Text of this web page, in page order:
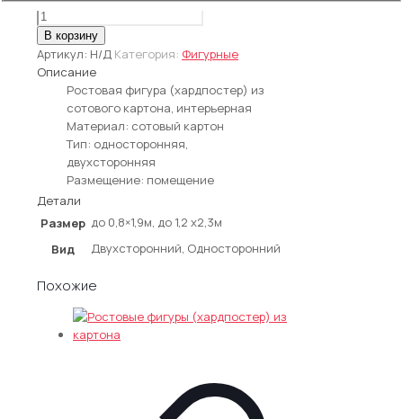
Количество
товара
Ростовые
фигуры
сотового
картона
В корзину
Артикул: Н/Д Категория: Фигурные
Описание
Ростовая фигура (хардпостер) из
сотового картона, интерьерная
Материал: сотовый картон
Тип: односторонняя,
двухсторонняя
Размещение: помещение
Детали
Размер до 0,8×1,9м, до 1,2 x2,3м
Вид
Двухсторонний, Односторонний
Похожие